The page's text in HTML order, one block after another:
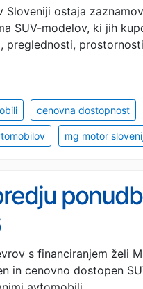
Sloveniji ostaja
SUV-modelov, ki jih
preglednosti,
cenovna dostopnost
mg motor
s financiranjem želi
in cenovno dostopen